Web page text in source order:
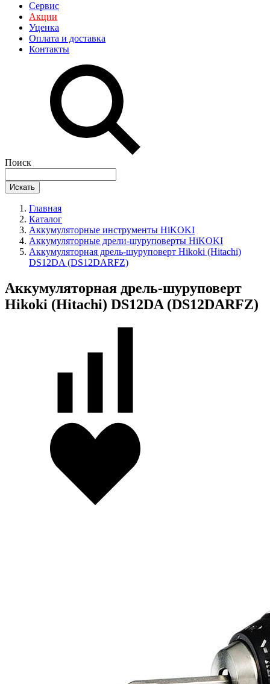
Сервис
Акции
Уценка
Оплата и доставка
Контакты
Поиск
Искать
Главная
Каталог
Аккумуляторные инструменты HiKOKI
Аккумуляторные дрели-шуруповерты HiKOKI
Аккумуляторная дрель-шуруповерт Hikoki (Hitachi)
DS12DA (DS12DARFZ)
Аккумуляторная дрель-шуруповерт
Hikoki (Hitachi) DS12DA (DS12DARFZ)